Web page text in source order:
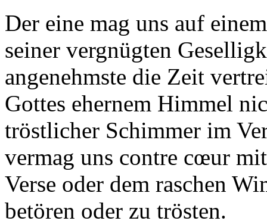
Der eine mag uns auf
seiner vergnügten
angenehmste die Zeit
Gottes ehernem Himmel
tröstlicher Schimmer im
vermag uns contre cœur
Verse oder dem raschen
betören oder zu trösten.